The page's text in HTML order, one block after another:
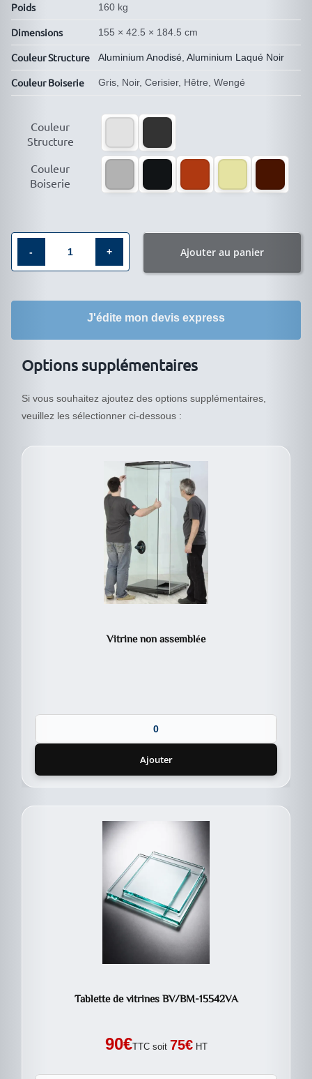
Poids 160 kg
Dimensions 155 × 42.5 × 184.5 cm
Couleur Structure Aluminium Anodisé, Aluminium Laqué Noir
Couleur Boiserie Gris, Noir, Cerisier, Hêtre, Wengé
Couleur
Structure
Couleur
Boiserie
Vitrine
étanche
BM-
Ajouter au panier
J'édite mon devis express
Options supplémentaires
Si vous souhaitez ajoutez des options supplémentaires,
veuillez les sélectionner ci-dessous :
Vitrine non assemblée
Ajouter
Tablette de vitrines BV/BM-15542VA
90€TTC soit 75€HT